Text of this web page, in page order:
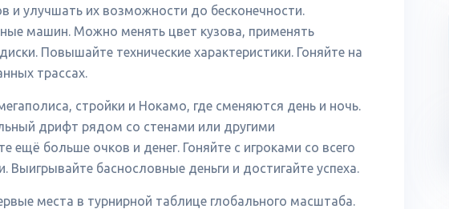
и улучшать их возможности до бесконечности.
машин. Можно менять цвет кузова, применять
Повышайте технические характеристики. Гоняйте на
трассах.
стройки и Нокамо, где сменяются день и ночь.
дрифт рядом со стенами или другими
ещё больше очков и денег. Гоняйте с игроками со всего
Выигрывайте баснословные деньги и достигайте успеха.
места в турнирной таблице глобального масштаба.